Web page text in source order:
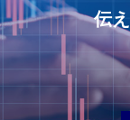
伝え